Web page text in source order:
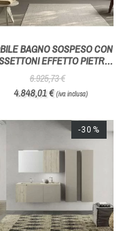
BAGNO SOSPESO CON
EFFETTO PIETRA-
AZZURRA BAGNI
6.925,73 €
4.848,01 €(iva inclusa)
-30%